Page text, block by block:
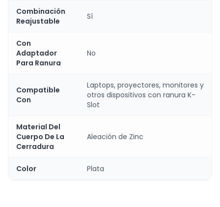
Combinación
Reajustable
Sí
Con
Adaptador
Para Ranura
No
Compatible
Con
Laptops, proyectores, monitores y
otros dispositivos con ranura K-
Slot
Material Del
Cuerpo De La
Cerradura
Aleación de Zinc
Color Plata